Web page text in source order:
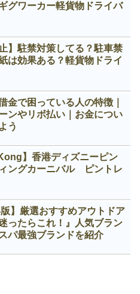
グワーカー軽貨物ドライバ
】駐禁対策してる？駐車禁
は効果ある？軽貨物ドライ
金で困っている人の特徴｜
ンやリボ払い｜お金につい
う
】香港ディズニーピン
ィングカーニバル ピントレ
版】厳選おすすめアウトドア
ったらこれ！』人気ブラン
パ最強ブランドを紹介